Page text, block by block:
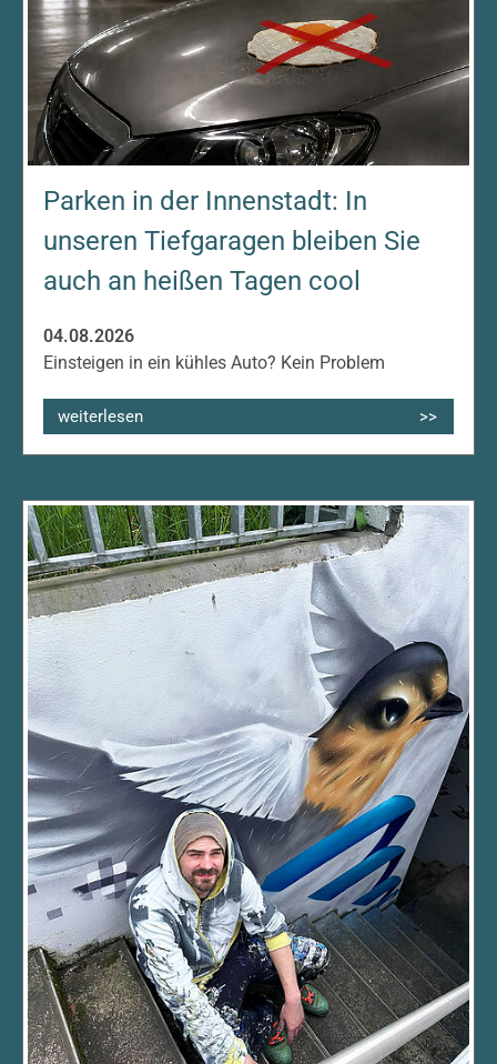
Parken in der Innenstadt: In
unseren Tiefgaragen bleiben Sie
auch an heißen Tagen cool
04.08.2026
Einsteigen in ein kühles Auto? Kein Problem
weiterlesen